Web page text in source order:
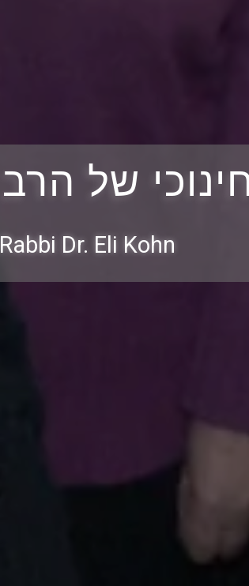
של הרב
Rabbi Dr. Eli Kohn